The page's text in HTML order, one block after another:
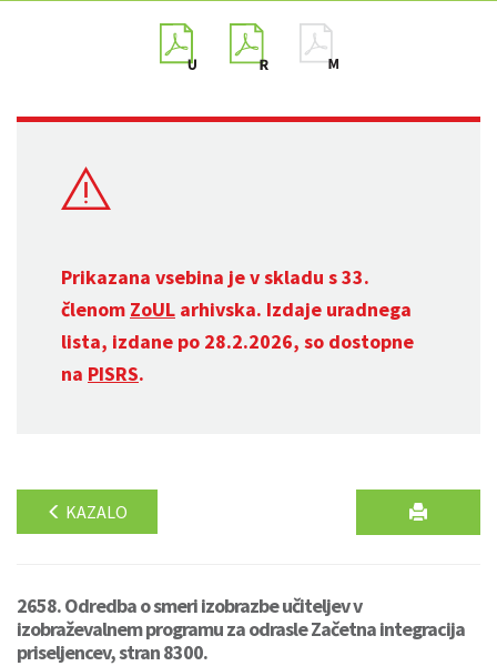
Prikazana vsebina je v skladu s 33.
členom ZoUL arhivska. Izdaje uradnega
lista, izdane po 28.2.2026, so dostopne
na PISRS.
KAZALO
2658. Odredba o smeri izobrazbe učiteljev v
izobraževalnem programu za odrasle Začetna integracija
priseljencev, stran 8300.